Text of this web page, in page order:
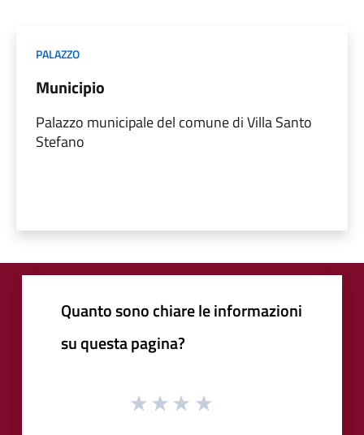
PALAZZO
Municipio
Palazzo municipale del comune di Villa Santo
Stefano
Quanto sono chiare le informazioni
su questa pagina?